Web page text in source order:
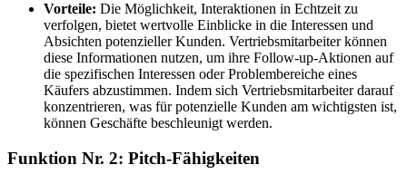
Vorteile: Die Möglichkeit, Interaktionen in Echtzeit zu
verfolgen, bietet wertvolle Einblicke in die Interessen und
Absichten potenzieller Kunden. Vertriebsmitarbeiter können
diese Informationen nutzen, um ihre Follow-up-Aktionen auf
die spezifischen Interessen oder Problembereiche eines
Käufers abzustimmen. Indem sich Vertriebsmitarbeiter darauf
konzentrieren, was für potenzielle Kunden am wichtigsten ist,
können Geschäfte beschleunigt werden.
Funktion Nr. 2: Pitch-Fähigkeiten